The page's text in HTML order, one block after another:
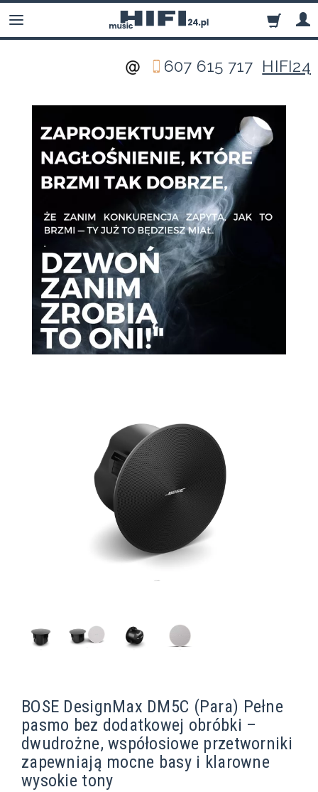
607 615 717 HIFI24
BOSE DesignMax DM5C (Para) Pełne
pasmo bez dodatkowej obróbki –
dwudrożne, współosiowe przetworniki
zapewniają mocne basy i klarowne
wysokie tony